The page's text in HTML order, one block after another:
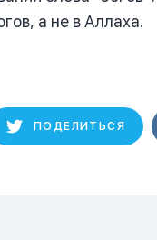
а не в Аллаха.
ПОДЕЛИТЬСЯ